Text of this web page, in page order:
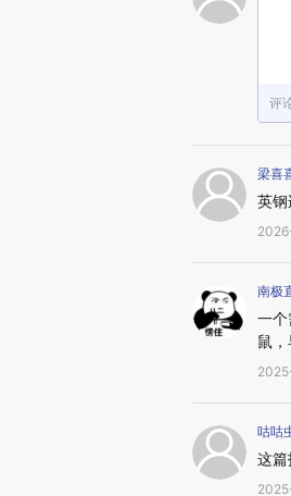
评
梁喜
英
南极
一
鼠，
咕咕
这篇